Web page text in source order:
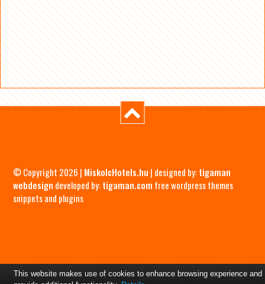
© Copyright 2026 | MiskolcHotels.hu | designed by:tigaman
webdesign developed by:tigaman.com free wordpress themes
snippets and plugins
This website makes use of cookies to enhance browsing experience and